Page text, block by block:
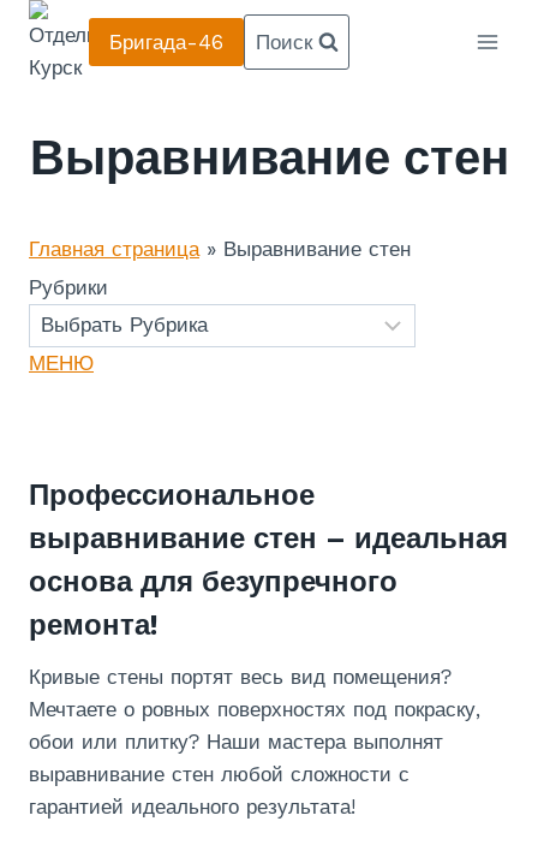
Перейти
содержанию
Бригада-46 Поиск
Выравнивание стен
Главная страница» Выравнивание стен
Рубрики
МЕНЮ
Профессиональное
выравнивание стен – идеальная
основа для безупречного
ремонта!
Кривые стены портят весь вид помещения?
Мечтаете о ровных поверхностях под покраску,
обои или плитку? Наши мастера выполнят
выравнивание стен любой сложности с
гарантией идеального результата!